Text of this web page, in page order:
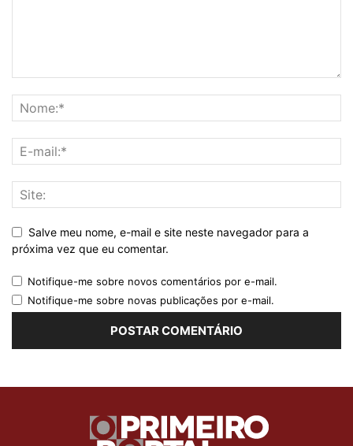
Salve meu nome, e-mail e site neste navegador para a
próxima vez que eu comentar.
Notifique-me sobre novos comentários por e-mail.
Notifique-me sobre novas publicações por e-mail.